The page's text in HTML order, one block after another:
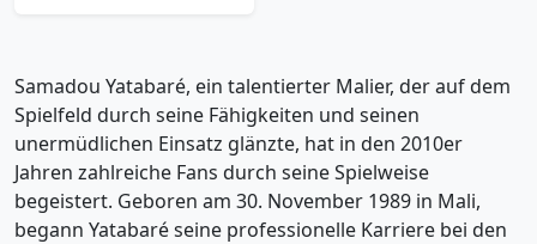
Samadou Yatabaré, ein talentierter Malier, der auf dem
Spielfeld durch seine Fähigkeiten und seinen
unermüdlichen Einsatz glänzte, hat in den 2010er
Jahren zahlreiche Fans durch seine Spielweise
begeistert. Geboren am 30. November 1989 in Mali,
begann Yatabaré seine professionelle Karriere bei den